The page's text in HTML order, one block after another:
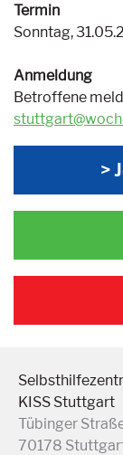
Termin
Sonntag,
Anmeldung
Betroffene
>
KISS Stuttgart
Tübinger
70178